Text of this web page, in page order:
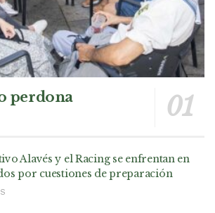
perdona
Alavés y el Racing se enfrentan en
por cuestiones de preparación